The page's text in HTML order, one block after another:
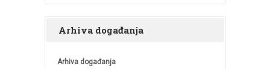
Arhiva događanja
Arhiva događanja